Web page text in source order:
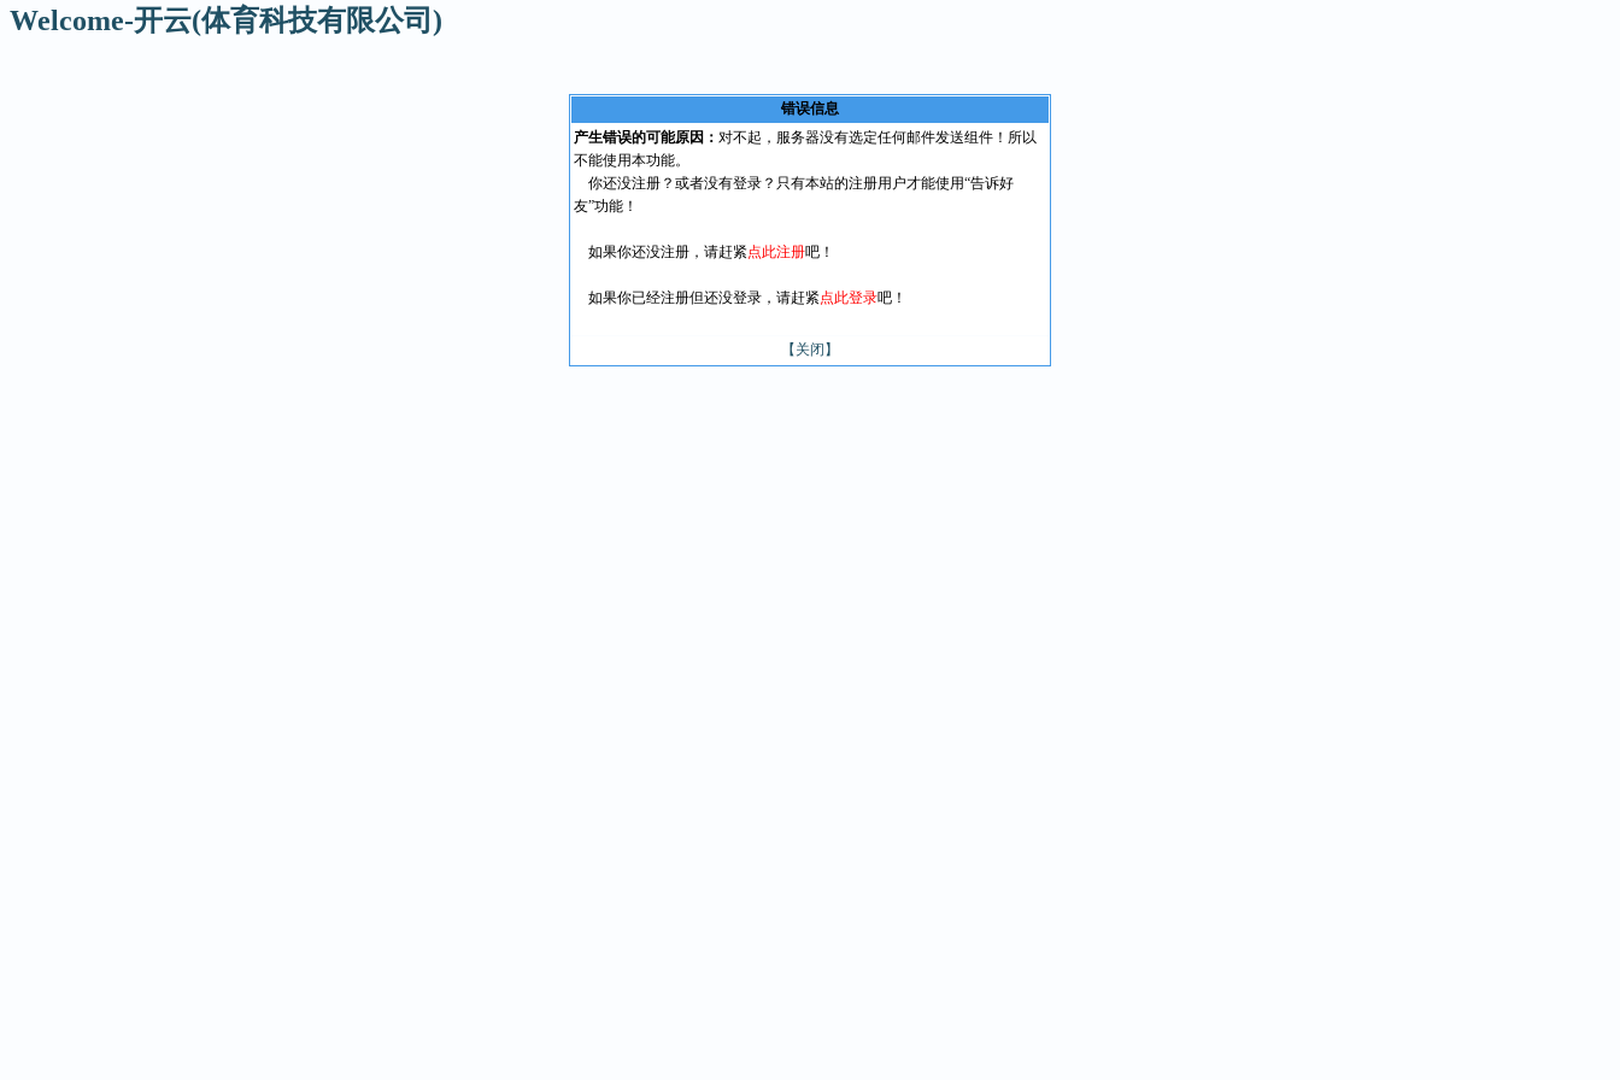
Welcome-开云(体育科技有限公司)
错误信息
产生错误的可能原因： 对不起，服务器没有选定任何邮件发送组件！所以
不能使用本功能。
你还没注册？或者没有登录？只有本站的注册用户才能使用“告诉好
友”功能！
如果你还没注册，请赶紧点此注册吧！
如果你已经注册但还没登录，请赶紧点此登录吧！
【关闭】